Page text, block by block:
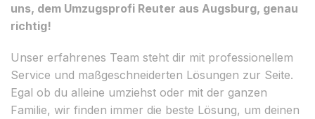
uns, dem Umzugsprofi Reuter aus Augsburg, genau
richtig!
Unser erfahrenes Team steht dir mit professionellem
Service und maßgeschneiderten Lösungen zur Seite.
Egal ob du alleine umziehst oder mit der ganzen
Familie, wir finden immer die beste Lösung, um deinen